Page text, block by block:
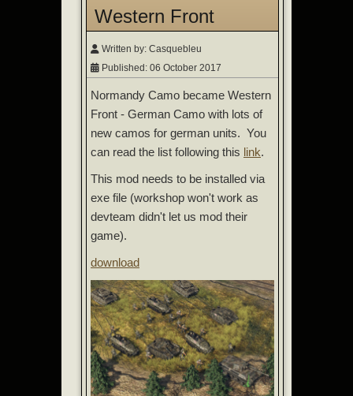
Western Front
Written by: Casquebleu
Published: 06 October 2017
Normandy Camo became Western
Front - German Camo with lots of
new camos for german units. You
can read the list following this link.
This mod needs to be installed via
exe file (workshop won't work as
devteam didn't let us mod their
game).
download